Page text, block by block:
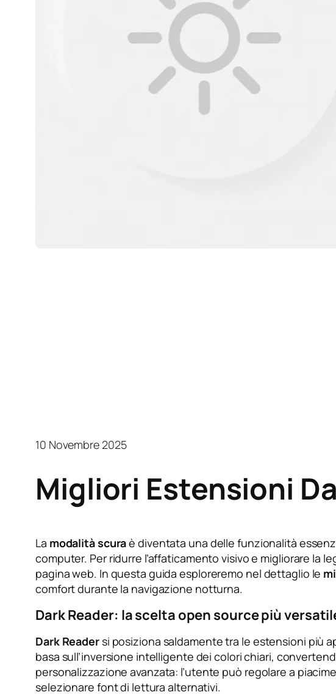
10 Novembre 2025
Migliori Estensioni
La modalità scuraè diventata una delle funzionalità
computer. Per ridurre l’affaticamento visivo e migliorare la
pagina web. In questa guida esploreremo nel dettaglio le
comfort durante la navigazione notturna.
Dark Reader: la scelta open source più
Dark Readersi posiziona saldamente tra le estensioni più
basa sull’inversione intelligente dei colori chiari,
personalizzazione avanzata: l’utente può regolare a
selezionare font di lettura alternativi.